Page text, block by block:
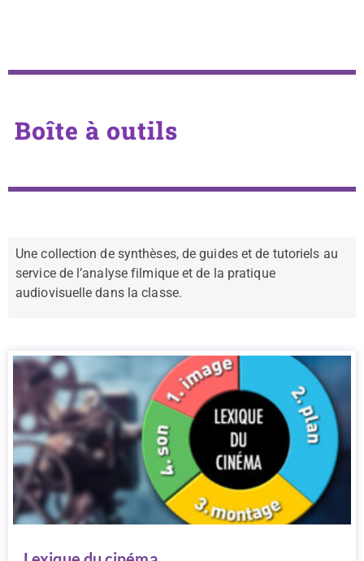
Boîte à outils
Une collection de synthèses, de guides et de tutoriels au
service de l’analyse filmique et de la pratique
audiovisuelle dans la classe.